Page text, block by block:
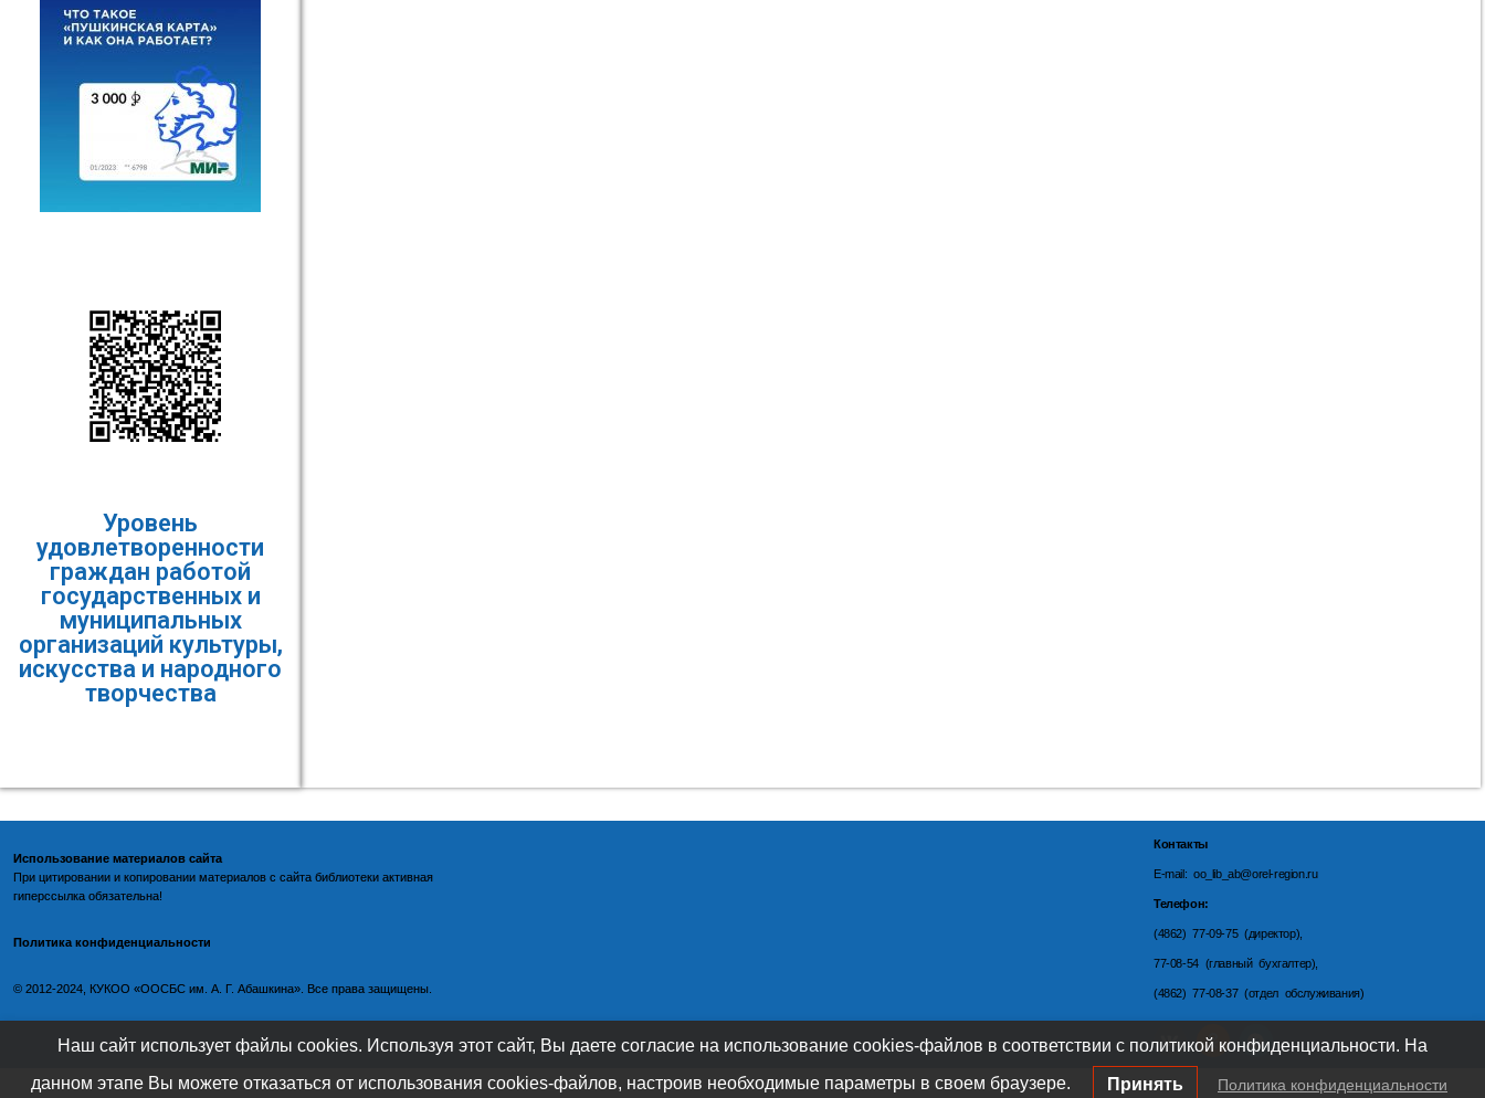
Уровень
удовлетворенности
граждан работой
государственных и
муниципальных
организаций культуры,
искусства и народного
творчества
Использование материалов сайта
При цитировании и копировании материалов с сайта библиотеки активная
гиперссылка обязательна!
Политика конфиденциальности
©️ 2012-2024, КУКОО «ООСБС им. А. Г. Абашкина». Все права защищены.
Контакты
E-mail: oo_lib_ab@orel-region.ru
Телефон:
(4862) 77-09-75 (директор),
77-08-54 (главный бухгалтер),
(4862) 77-08-37 (отдел обслуживания)
Наш сайт использует файлы cookies. Используя этот сайт, Вы даете согласие на использование cookies-файлов в соответствии с политикой конфиденциальности. На
данном этапе Вы можете отказаться от использования cookies-файлов, настроив необходимые параметры в своем браузере. Принять Политика конфиденциальности